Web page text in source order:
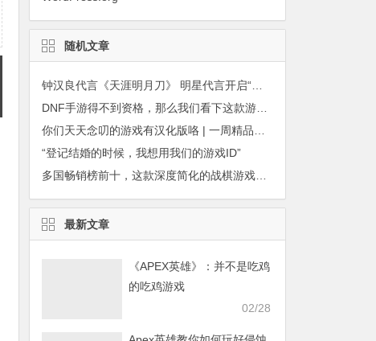
随机文章
DNF手游得不到资格，那么我们看下这款游戏到底怎么玩吧！
“登记结婚的时候，我想用我们的游戏ID”
多国畅销榜前十，这款深度简化的战棋游戏凭什么？丨葡萄新品
最新文章
《APEX英雄》：并不是吃鸡
的吃鸡游戏
02/28